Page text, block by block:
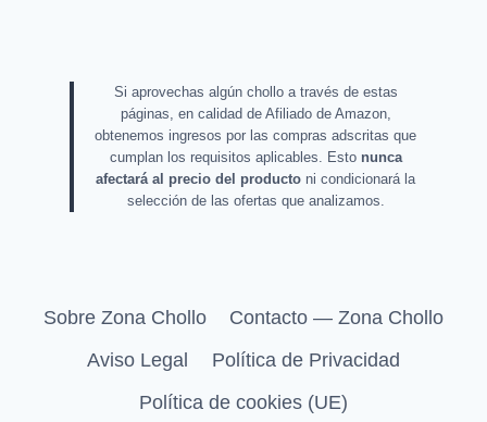
Si aprovechas algún chollo a través de estas
páginas, en calidad de Afiliado de Amazon,
obtenemos ingresos por las compras adscritas que
cumplan los requisitos aplicables. Esto nunca
afectará al precio del producto ni condicionará la
selección de las ofertas que analizamos.
Sobre Zona Chollo
Contacto — Zona Chollo
Aviso Legal
Política de Privacidad
Política de cookies (UE)